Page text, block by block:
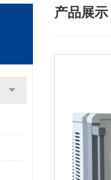
产品展示